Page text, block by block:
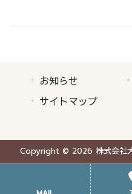
お知らせ
サイトマップ
Copyright © 2026 株式会社